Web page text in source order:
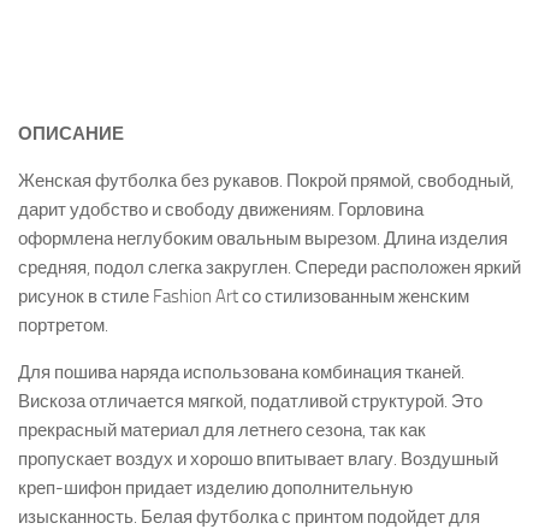
ОПИСАНИЕ
Женская футболка без рукавов. Покрой прямой, свободный,
дарит удобство и свободу движениям. Горловина
оформлена неглубоким овальным вырезом. Длина изделия
средняя, подол слегка закруглен. Спереди расположен яркий
рисунок в стиле Fashion Art со стилизованным женским
портретом.
Для пошива наряда использована комбинация тканей.
Вискоза отличается мягкой, податливой структурой. Это
прекрасный материал для летнего сезона, так как
пропускает воздух и хорошо впитывает влагу. Воздушный
креп-шифон придает изделию дополнительную
изысканность. Белая футболка с принтом подойдет для